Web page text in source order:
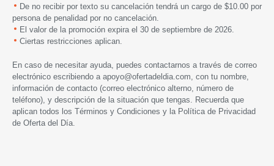
De no recibir por texto su cancelación tendrá un cargo de $10.00 por
persona de penalidad por no cancelación.
El valor de la promoción expira el 30 de septiembre de 2026.
Ciertas restricciones aplican.
En caso de necesitar ayuda, puedes contactarnos a través de correo
electrónico escribiendo a apoyo@ofertadeldia.com , con tu nombre,
información de contacto (correo electrónico alterno, número de
teléfono), y descripción de la situación que tengas. Recuerda que
aplican todos los Términos y Condiciones y la Política de Privacidad
de Oferta del Día.